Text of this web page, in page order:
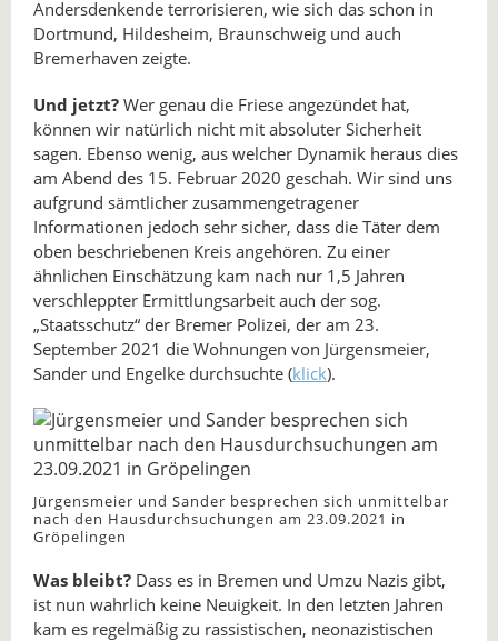
Andersdenkende terrorisieren, wie sich das schon in
Dortmund, Hildesheim, Braunschweig und auch
Bremerhaven zeigte.
Und jetzt? Wer genau die Friese angezündet hat,
können wir natürlich nicht mit absoluter Sicherheit
sagen. Ebenso wenig, aus welcher Dynamik heraus dies
am Abend des 15. Februar 2020 geschah. Wir sind uns
aufgrund sämtlicher zusammengetragener
Informationen jedoch sehr sicher, dass die Täter dem
oben beschriebenen Kreis angehören. Zu einer
ähnlichen Einschätzung kam nach nur 1,5 Jahren
verschleppter Ermittlungsarbeit auch der sog.
„Staatsschutz“ der Bremer Polizei, der am 23.
September 2021 die Wohnungen von Jürgensmeier,
Sander und Engelke durchsuchte (klick).
Jürgensmeier und Sander besprechen sich unmittelbar
nach den Hausdurchsuchungen am 23.09.2021 in
Gröpelingen
Was bleibt? Dass es in Bremen und Umzu Nazis gibt,
ist nun wahrlich keine Neuigkeit. In den letzten Jahren
kam es regelmäßig zu rassistischen, neonazistischen